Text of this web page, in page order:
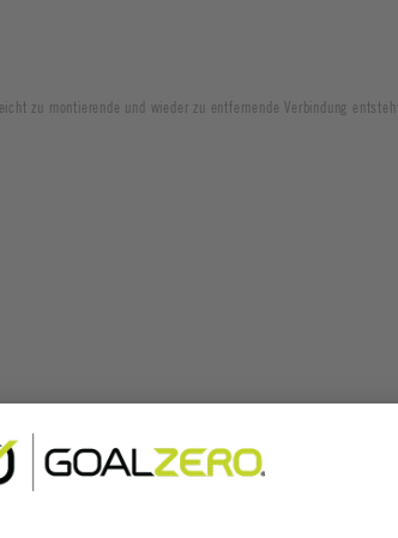
zu montierende und wieder zu entfernende Verbindung